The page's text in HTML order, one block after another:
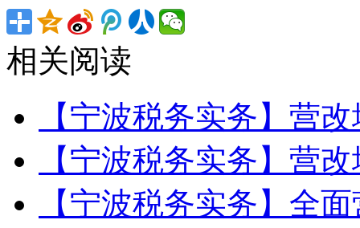
相关阅读
【宁波税务实务】营
【宁波税务实务】营
【宁波税务实务】全